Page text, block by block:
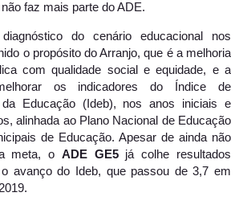
faz mais parte do ADE.
do cenário educacional nos
o propósito do Arranjo, que é a melhoria
com qualidade social e equidade, e a
os indicadores do Índice de
da Educação (Ideb), nos anos iniciais e
alinhada ao Plano Nacional de Educação
de Educação. Apesar de ainda não
meta, o ADE GE5já colhe resultados
avanço do Ideb, que passou de 3,7 em